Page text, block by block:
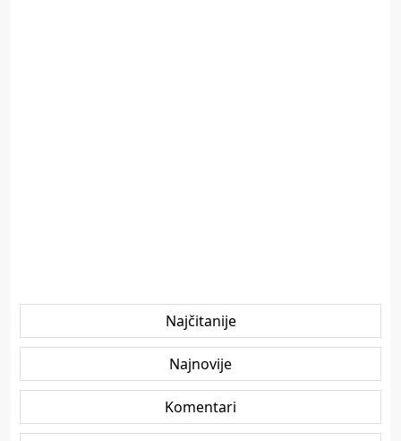
Najčitanije
Najnovije
Komentari